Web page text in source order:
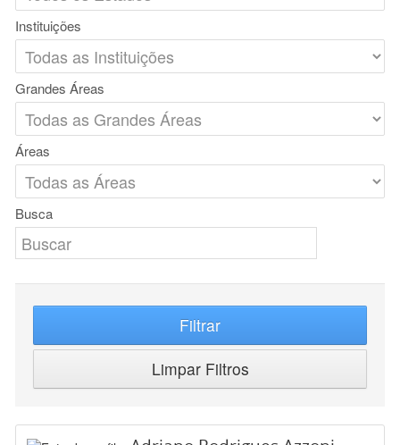
Instituições
Grandes Áreas
Áreas
Busca
Filtrar
Limpar Filtros